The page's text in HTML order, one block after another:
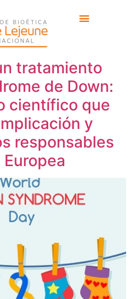
Mária
tratamiento
de Down:
científico que
y
responsables